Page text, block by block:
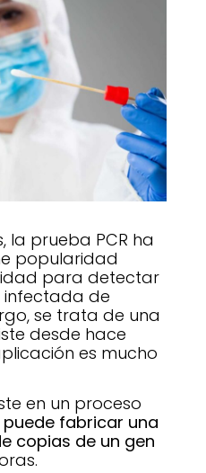
la prueba PCR ha
popularidad
para detectar
infectada de
se trata de una
desde hace
es mucho
en un proceso
puede fabricar una
copias de un gen